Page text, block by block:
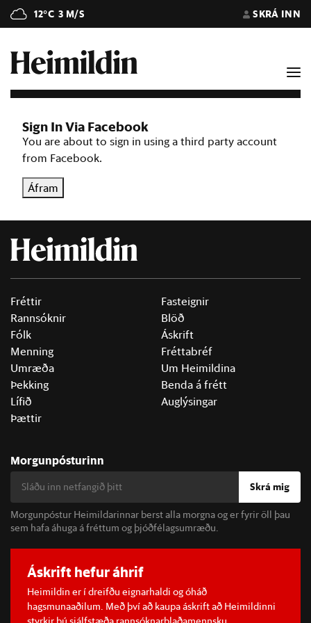
12°C 3 M/S SKRÁ INN
Sign In Via Facebook
You are about to sign in using a third party account
from Facebook.
Áfram
Fréttir
Rannsóknir
Fólk
Menning
Umræða
Þekking
Lífið
Þættir
Fasteignir
Blöð
Áskrift
Fréttabréf
Um Heimildina
Benda á frétt
Auglýsingar
Morgunpósturinn
Skrá mig
Morgunpóstur Heimildarinnar berst alla morgna og er fyrir öll þau
sem hafa áhuga á fréttum og þjóðfélagsumræðu.
Áskrift hefur áhrif
Heimildin er í dreifðu eignarhaldi og óháð
hagsmunaaðilum. Með því að kaupa áskrift að Heimildinni